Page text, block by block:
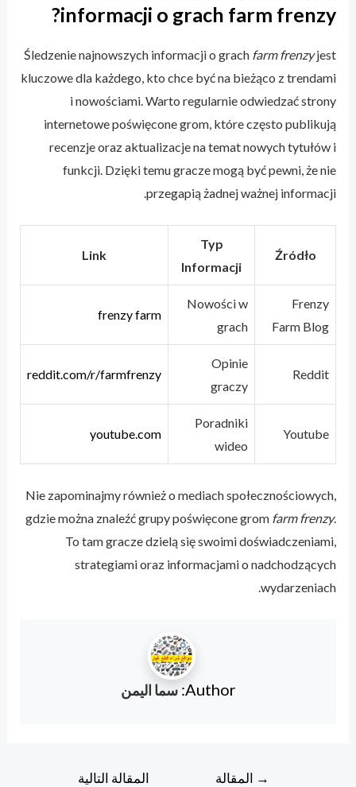
informacji o grach farm frenzy?
Śledzenie najnowszych informacji o grach farm frenzyjest
kluczowe dla każdego, kto chce być na bieżąco z trendami
i nowościami. Warto regularnie odwiedzać strony
internetowe poświęcone grom, które często publikują
recenzje oraz aktualizacje na temat nowych tytułów i
funkcji. Dzięki temu gracze mogą być pewni, że nie
przegapią żadnej ważnej informacji.
Źródło
Typ
Informacji
Link
Frenzy
Farm Blog
Nowości w
grach
frenzy farm
Reddit
Opinie
graczy
reddit.com/r/farmfrenzy
Youtube
Poradniki
wideo
youtube.com
Nie zapominajmy również o mediach społecznościowych,
gdzie można znaleźć grupy poświęcone grom farm frenzy.
To tam gracze dzielą się swoimi doświadczeniami,
strategiami oraz informacjami o nadchodzących
wydarzeniach.
Author: سما اليمن
→ المقالة
المقالة التالية